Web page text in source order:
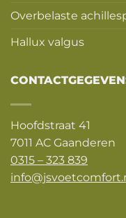
Overbelaste
Hallux valgus
Hoofdstraat 41
7011 AC Gaanderen
0315 – 323 839